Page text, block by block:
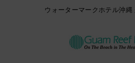
ウォーターマークホテル沖縄